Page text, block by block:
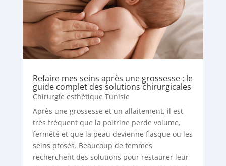
Refaire mes seins après une grossesse : le
guide complet des solutions chirurgicales
Chirurgie esthétique Tunisie
Après une grossesse et un allaitement, il est
très fréquent que la poitrine perde volume,
fermété et que la peau devienne flasque ou les
seins ptosés. Beaucoup de femmes
recherchent des solutions pour restaurer leur